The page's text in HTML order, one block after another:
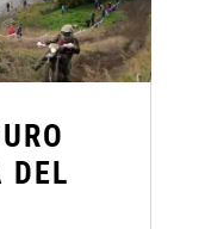
DEL